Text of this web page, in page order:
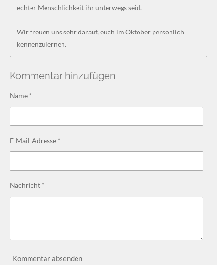
echter Menschlichkeit ihr unterwegs seid.
Wir freuen uns sehr darauf, euch im Oktober persönlich
kennenzulernen.
Kommentar hinzufügen
Name *
E-Mail-Adresse *
Nachricht *
Kommentar absenden